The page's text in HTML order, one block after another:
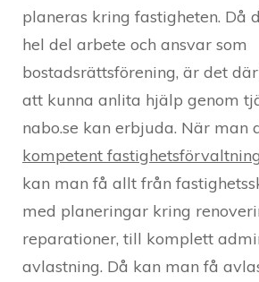
planeras kring fastigheten. Då
hel del arbete och ansvar som
bostadsrättsförening, är det
att kunna anlita hjälp genom
nabo.se kan erbjuda. När man
kompetent
kan man få allt från
med planeringar kring
reparationer, till komplett
avlastning. Då kan man få